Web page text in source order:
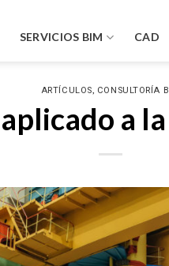
SERVICIOS BIM CAD
ARTÍCULOS CONSULTORÍA
a